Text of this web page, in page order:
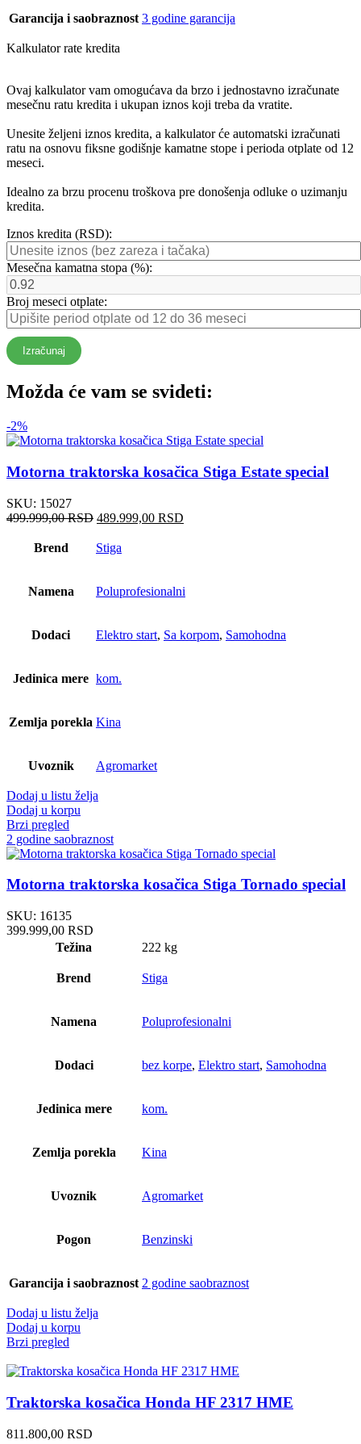
Garancija i saobraznost 3 godine garancija
Kalkulator rate kredita
Ovaj kalkulator vam omogućava da brzo i jednostavno izračunate
mesečnu ratu kredita i ukupan iznos koji treba da vratite.
Unesite željeni iznos kredita, a kalkulator će automatski izračunati
ratu na osnovu fiksne godišnje kamatne stope i perioda otplate od 12
meseci.
Idealno za brzu procenu troškova pre donošenja odluke o uzimanju
kredita.
Iznos kredita (RSD):
Mesečna kamatna stopa (%):
Broj meseci otplate:
Izračunaj
Možda će vam se svideti:
-2%
Motorna traktorska kosačica Stiga Estate special
SKU: 15027
499.999,00RSD Оригинална
је
489.999,00 RSD
Brend Stiga
Namena Poluprofesionalni
Dodaci Elektro start, Sa korpom, Samohodna
Jedinica mere kom.
Zemlja porekla Kina
Uvoznik Agromarket
Dodaj u listu želja
Dodaj u korpu
Brzi pregled
2 godine saobraznost
Motorna traktorska kosačica Stiga Tornado special
SKU: 16135
399.999,00 RSD
Težina
222 kg
Brend Stiga
Namena Poluprofesionalni
Dodaci bez korpe, Elektro start, Samohodna
Jedinica mere kom.
Zemlja porekla Kina
Uvoznik Agromarket
Pogon Benzinski
Garancija i saobraznost 2 godine saobraznost
Dodaj u listu želja
Dodaj u korpu
Brzi pregled
Traktorska kosačica Honda HF 2317 HME
811.800,00 RSD